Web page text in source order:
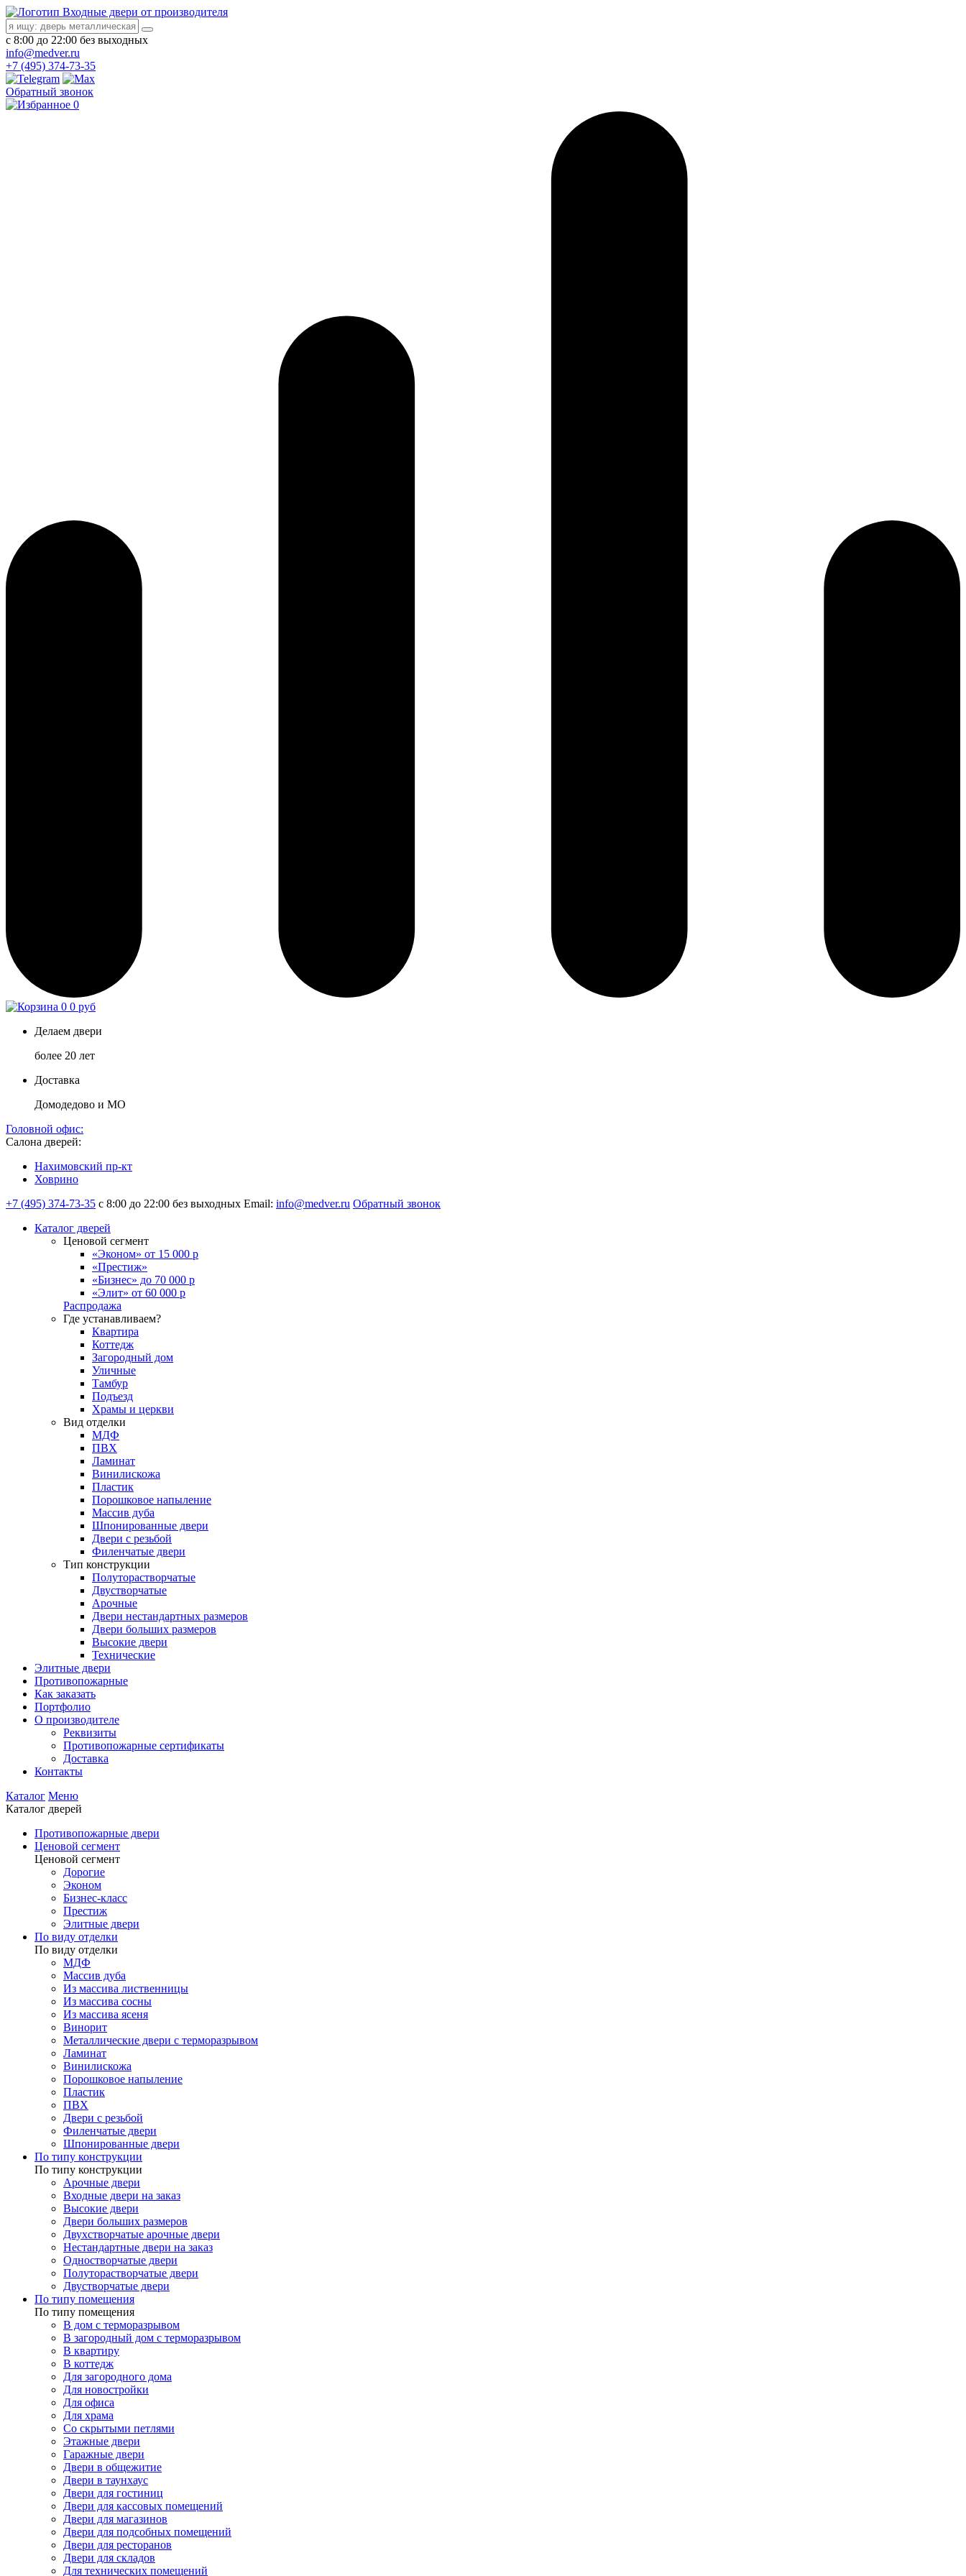
Входные двери от производителя
с 8:00 до 22:00 без выходных
info@medver.ru
+7 (495) 374-73-35
Обратный звонок
0
0 0 руб
Делаем двери
более 20 лет
Доставка
Домодедово и МО
Головной офис:
Салона дверей:
Нахимовский пр-кт
Ховрино
+7 (495) 374-73-35 с 8:00 до 22:00 без выходных Email: info@medver.ru Обратный звонок
Каталог дверей
Ценовой сегмент
«Эконом» от 15 000 р
«Престиж»
«Бизнес» до 70 000 р
«Элит» от 60 000 р
Распродажа
Где устанавливаем?
Квартира
Коттедж
Загородный дом
Уличные
Тамбур
Подъезд
Храмы и церкви
Вид отделки
МДФ
ПВХ
Ламинат
Винилискожа
Пластик
Порошковое напыление
Массив дуба
Шпонированные двери
Двери с резьбой
Филенчатые двери
Тип конструкции
Полуторастворчатые
Двустворчатые
Арочные
Двери нестандартных размеров
Двери больших размеров
Высокие двери
Технические
Элитные двери
Противопожарные
Как заказать
Портфолио
О производителе
Реквизиты
Противопожарные сертификаты
Доставка
Контакты
Каталог Меню
Каталог дверей
Противопожарные двери
Ценовой сегмент
Ценовой сегмент
Дорогие
Эконом
Бизнес-класс
Престиж
Элитные двери
По виду отделки
По виду отделки
МДФ
Массив дуба
Из массива лиственницы
Из массива сосны
Из массива ясеня
Винорит
Металлические двери с терморазрывом
Ламинат
Винилискожа
Порошковое напыление
Пластик
ПВХ
Двери с резьбой
Филенчатые двери
Шпонированные двери
По типу конструкции
По типу конструкции
Арочные двери
Входные двери на заказ
Высокие двери
Двери больших размеров
Двухстворчатые арочные двери
Нестандартные двери на заказ
Одностворчатые двери
Полуторастворчатые двери
Двустворчатые двери
По типу помещения
По типу помещения
В дом с терморазрывом
В загородный дом с терморазрывом
В квартиру
В коттедж
Для загородного дома
Для новостройки
Для офиса
Для храма
Со скрытыми петлями
Этажные двери
Гаражные двери
Двери в общежитие
Двери в таунхаус
Двери для гостиниц
Двери для кассовых помещений
Двери для магазинов
Двери для подсобных помещений
Двери для ресторанов
Двери для складов
Для технических помещений